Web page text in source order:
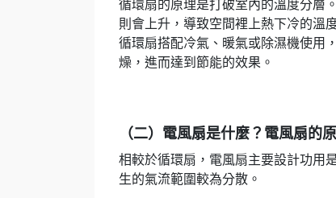
循環扇的原理是打破室內的溫度分層
則會上升，導致空間裡上熱下冷的溫
循環扇搭配冷氣、暖氣或除濕機使用
燥，進而達到節能的效果。
（二）電風扇是什麼？電風扇的
相較於循環扇，電風扇主要設計功用
生的氣流範圍較為分散。